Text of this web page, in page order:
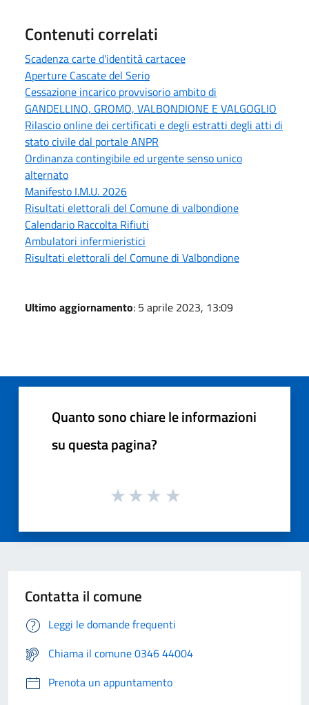
Contenuti correlati
Scadenza carte d'identità cartacee
Aperture Cascate del Serio
Cessazione incarico provvisorio ambito di
GANDELLINO, GROMO, VALBONDIONE E VALGOGLIO
Rilascio online dei certificati e degli estratti degli atti di
stato civile dal portale ANPR
Ordinanza contingibile ed urgente senso unico
alternato
Manifesto I.M.U. 2026
Risultati elettorali del Comune di valbondione
Calendario Raccolta Rifiuti
Ambulatori infermieristici
Risultati elettorali del Comune di Valbondione
Ultimo aggiornamento: 5 aprile 2023, 13:09
Quanto sono chiare le informazioni
su questa pagina?
Contatta il comune
Leggi le domande frequenti
Chiama il comune 0346 44004
Prenota un appuntamento